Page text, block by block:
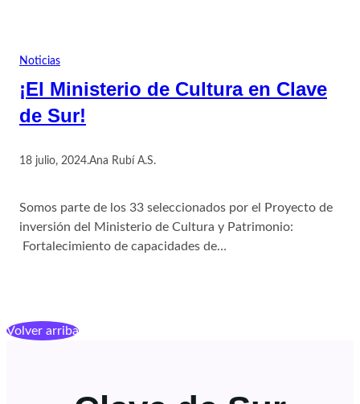
Noticias
¡El Ministerio de Cultura en Clave
de Sur!
18 julio, 2024.Ana Rubí A.S.
Somos parte de los 33 seleccionados por el Proyecto de
inversión del Ministerio de Cultura y Patrimonio:
Fortalecimiento de capacidades de…
Volver arriba